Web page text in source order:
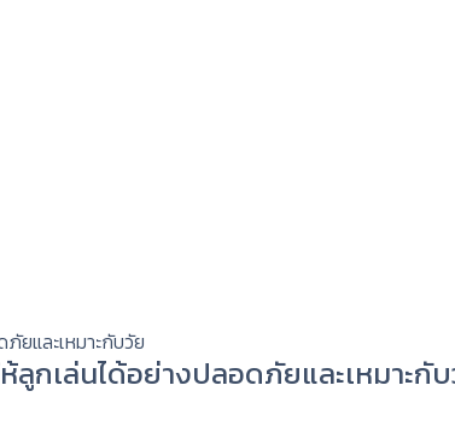
ลูกเล่นได้อย่างปลอดภัยและเหมาะกั